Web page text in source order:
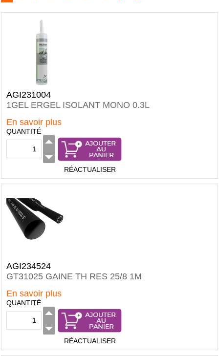
AGI231004
1GEL ERGEL ISOLANT MONO 0.3L
En savoir plus
QUANTITÉ
RÉACTUALISER
AGI234524
GT31025 GAINE TH RES 25/8 1M
En savoir plus
QUANTITÉ
RÉACTUALISER